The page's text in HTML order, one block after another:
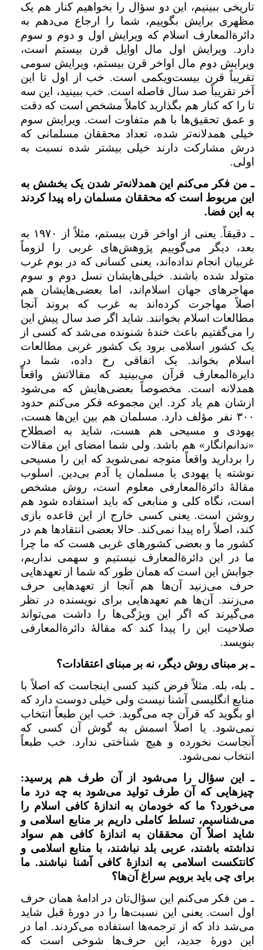
تاریخی ببینیم، این دو سؤال‌ را بخواهیم کنار هم یک
مظهری برایش بگوییم، شما را ارجاع می‌دهم به
دائرة‌المعارف اسلام که ویرایش اول و دوم و سوم
دارد. ویرایش اول مال اوایل قرن بیستم است،
ویرایش دوم مال اواخر قرن بیستم، ‌ویرایش سومی
تقریباً قرن بیست‌ویکمی است. خب از اول تا این
آخر تقریباً صد سال فاصله است. خب ببینید، ‌این سه
تا را که کنار هم بگذارید کاملاً مشخص است که دقت
و عمق تحقیق‌ها با هم متفاوت است. ویرایش سوم
خیلی همدلانه‌تر شده، تعداد محققان مسلمانی که
درش مشارکت دارند خیلی بیشتر شده نسبت به
اولی.
ـ من فکر می‌کنم این همدلانه‌تر شدن یک بخشش به
این مربوط است که محققان مسلمان راه پیدا کردند
به این فضا.
ـ دقیقاً. یعنی از اواخر قرن بیستم،‌ مثلاً از ۱۹۷۰ به
بعد،‌ دیگر می‌گوییم پژوهش‌های غربی را لزوماً
غربیان انجام نداده‌اند، یعنی کسانی که در بوم غرب
متولد شده باشند. خیلی‌هایشان نسل دوم و سوم
مهاجرهای جهان اسلام‌اند، اما بعضی‌هایشان هم
اصلاً مهاجرت کرده‌اند به غرب که بروند آنجا
مطالعات اسلام بخوانند. شاید اگر صد سال پیش این
را می‌گفتیم باعث خندهٔ شنونده می‌شد که کسی از
یک کشور اسلامی برود یک کشور غربی مطالعات
اسلام بخواند. یک اتفاقی رخ داده،‌ شما در
دايرة‌المعارف قرآن می‌بینید که مقالاتش واقعاً
همدلانه است. مخصوصاً بعضی‌هایش که می‌شود
ازشان هم یاد کرد. این مجموعه فکر می‌کنم حدود
۳۰۰ نفر مؤلف دارد. مسلمان هم بین این‌ها هست،‌
یهودی و مسیحی هم هست، شاید به اصطلاح
«ندانم‌انگار» هم باشد. ولی شما امضای این مقالات
را بردارید واقعاً متوجه نمی‌شوید که این را مسیحی
نوشته یا یهودی یا مسلمان یا آدم بی‌دین. اسلوب
مقالهٔ دائرة‌المعارفی معلوم است، روش مشخص
است، ‌نگاه کلی و منابعی که باید استفاده شود هم
روشن است. یعنی کسی خارج از این قاعده بازی
کند، اصلاً راه پیدا نمی‌کند. حالا بعضی انتقادها هم در
کشور ما و بعضی کشورهای غربی هست که ما چرا
ما در این دائرة‌المعارف نیستیم و سهمی نداریم،‌
جوابش این است که همان طور که شما از تعهدهایی
حرف می‌زنید آن‌ها هم آنجا از تعهدهایی حرف
می‌زنند. آن‌ها هم تعهدهایی برای نویسنده در نظر
می‌گیرند که اگر این ویژگی‌ها را داشت می‌تواند
صلاحیت این را پیدا کند که مقالهٔ دائرة‌المعارفی
بنویسد.
ـ بر مبنای روش دیگر، نه بر مبنای اعتقادات؟
ـ بله، ‌بله. مثلاً فرض کنید کسی اینجاست که اصلاً با
منابع انگلیسی آشنا نیست ولی خیلی دوست دارد که
او بگوید که قرآن چه می‌گوید. خب این طبعاً انتخاب
نمی‌شود. یا اصلاً اسمش به گوش آن کسی که
آنجاست نخورده و هیچ شناختی ندارد. خب طبعاً
انتخاب نمی‌شود.
ـ این سؤال‌ را می‌شود از آن طرف هم پرسید:
چیزهایی که آن طرف تولید می‌شود به چه درد ما
می‌خورد؟ ما که خودمان به اندازهٔ کافی اسلام را
می‌شناسیم، ‌تسلط کاملی داریم بر منابع اسلامی و
شاید اصلاً آن محققان به اندازهٔ کافی هم سواد
نداشته باشند، عربی بلد نباشند، با منابع اسلامی و
کانتکست اسلامی به اندازهٔ کافی آشنا نباشند. ما
برای چی باید برویم سراغ آن‌ها؟
ـ من فکر می‌کنم این سؤال‌تان در ادامهٔ همان حرف
اول است. یعنی این نسبت‌ها را در دورهٔ قبل شاید
می‌شد داد که از ترجمه‌ها استفاده می‌کردند. اما در
این دورهٔ جدید، ‌این حرف‌ها شوخی است که